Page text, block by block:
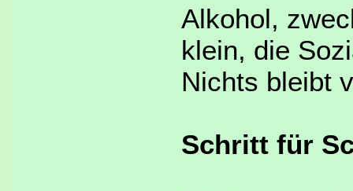
Alkohol,
klein, die
Nichts bleibt
Schritt für